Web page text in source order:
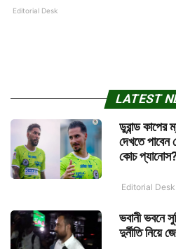
Editorial Desk
LATEST
ডুরান্ড
দেখতে পাবেন
কোচ
Editorial Desk
ভবানী ভবনে
দুর্নীতি নিয়ে